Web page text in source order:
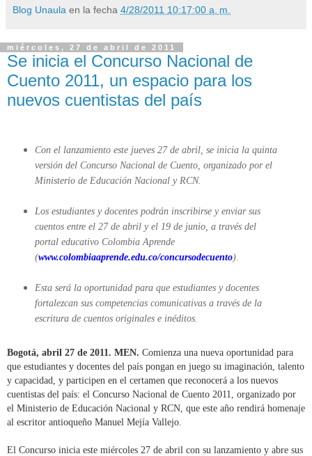
Blog Unaula en la fecha 4/28/2011 10:17:00 a. m.
miércoles, 27 de abril de 2011
Se inicia el Concurso Nacional de
Cuento 2011, un espacio para los
nuevos cuentistas del país
Con el lanzamiento este jueves 27 de abril, se inicia la quinta
versión del Concurso Nacional de Cuento, organizado por el
Ministerio de Educación Nacional y RCN.
Los estudiantes y docentes podrán inscribirse y enviar sus
cuentos entre el 27 de abril y el 19 de junio, a través del
portal educativo Colombia Aprende
(www.colombiaaprende.edu.co/concursodecuento).
Esta será la oportunidad para que estudiantes y docentes
fortalezcan sus competencias comunicativas a través de la
escritura de cuentos originales e inéditos.
Bogotá, abril 27 de 2011. MEN. Comienza una nueva oportunidad para
que estudiantes y docentes del país pongan en juego su imaginación, talento
y capacidad, y participen en el certamen que reconocerá a los nuevos
cuentistas del país: el Concurso Nacional de Cuento 2011, organizado por
el Ministerio de Educación Nacional y RCN, que este año rendirá homenaje
al escritor antioqueño Manuel Mejía Vallejo.
El Concurso inicia este miércoles 27 de abril con su lanzamiento y abre sus